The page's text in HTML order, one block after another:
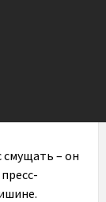
смущать – он